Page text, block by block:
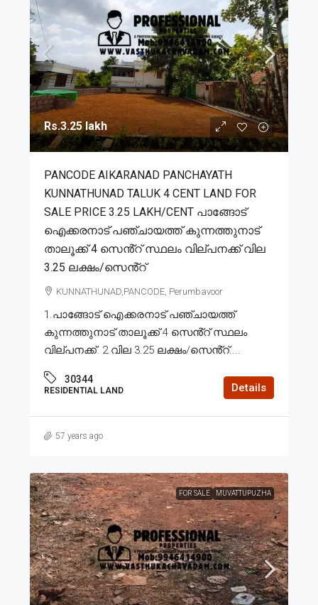
Rs.3.25 lakh
PANCODE AIKARANAD PANCHAYATH
KUNNATHUNAD TALUK 4 CENT LAND FOR
SALE PRICE 3.25 LAKH/CENT പാങ്ങോട്
ഐക്കരനാട് പഞ്ചായത്ത് കുന്നത്തുനാട്
താലൂക്ക് 4 സെൻ്റ് സ്ഥലം വില്പനക്ക് വില
3.25 ലക്ഷം/സെൻ്റ്
KUNNATHUNAD,PANCODE, Perumbavoor
1.പാങ്ങോട് ഐക്കരനാട് പഞ്ചായത്ത്
കുന്നത്തുനാട് താലൂക്ക് 4 സെൻ്റ് സ്ഥലം
വില്പനക്ക്. 2.വില 3.25 ലക്ഷം/സെൻ്റ്....
30344
RESIDENTIAL LAND Details
57 years ago
FOR SALE MUVATTUPUZHA